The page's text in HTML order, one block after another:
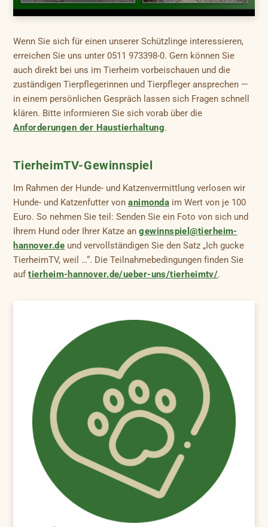
Wenn Sie sich für einen unserer Schützlinge interessieren,
erreichen Sie uns unter 0511 973398-0. Gern können Sie
auch direkt bei uns im Tierheim vorbeischauen und die
zuständigen Tierpflegerinnen und Tierpfleger ansprechen —
in einem persönlichen Gespräch lassen sich Fragen schnell
klären. Bitte informieren Sie sich vorab über die
Anforderungen der Haustierhaltung.
TierheimTV-Gewinnspiel
Im Rahmen der Hunde- und Katzenvermittlung verlosen wir
Hunde- und Katzenfutter vonanimonda im Wert von je 100
Euro. So nehmen Sie teil: Senden Sie ein Foto von sich und
Ihrem Hund oder Ihrer Katze angewinnspiel@tierheim-
hannover.de und vervollständigen Sie den Satz „Ich gucke
TierheimTV, weil …“. Die Teilnahmebedingungen finden Sie
auftierheim-hannover.de/ueber-uns/tierheimtv/.